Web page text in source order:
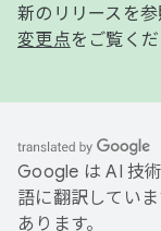
新のリリースを
変更点をご覧くだ
Google は AI 技
語に翻訳してい
あります。